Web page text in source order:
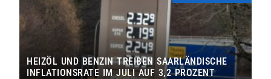
HEIZÖL UND BENZIN TREIBEN SAARLÄNDISCHE
INFLATIONSRATE IM JULI AUF 3,2 PROZENT